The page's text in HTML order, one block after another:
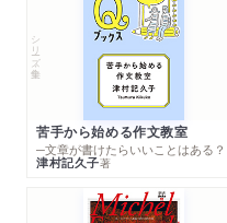
シリーズ・全集
苦手から始める作文教室
─文章が書けたらいいことはある？
津村記久子著